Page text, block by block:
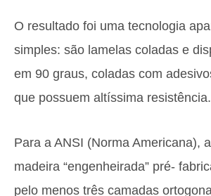
O resultado foi uma tecnologia
simples: são lamelas coladas e
em 90 graus, coladas com
que possuem altíssima resistência.
Para a ANSI (Norma Americana),
madeira “engenheirada” pré-
pelo menos três camadas